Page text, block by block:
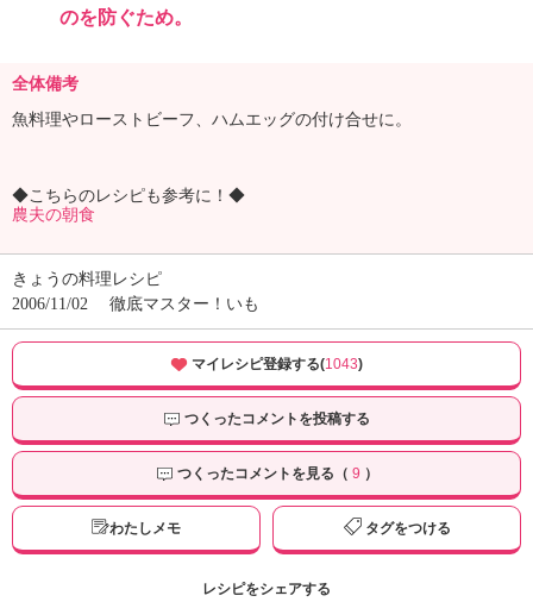
のを防ぐため。
全体備考
魚料理やローストビーフ、ハムエッグの付け合せに。
◆こちらのレシピも参考に！◆
農夫の朝食
きょうの料理レシピ
2006/11/02
徹底マスター！いも
マイレシピ登録する(1043)
つくったコメントを投稿する
つくったコメントを見る（ 9 ）
わたしメモ タグをつける
レシピをシェアする